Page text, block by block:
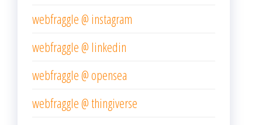
webfraggle @ instagram
webfraggle @ linkedin
webfraggle @ opensea
webfraggle @ thingiverse